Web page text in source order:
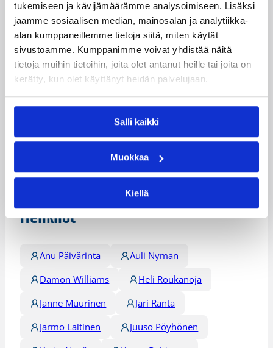
tukemiseen ja kävijämäärämme analysoimiseen. Lisäksi
jaamme sosiaalisen median, mainosalan ja analytiikka-
alan kumppaneillemme tietoja siitä, miten käytät
sivustoamme. Kumppanimme voivat yhdistää näitä
tietoja muihin tietoihin, joita olet antanut heille tai joita on
kerätty, kun olet käyttänyt heidän palvelujaan.
Salli kaikki
Muokkaa
Kiellä
naiset (Karénin
kannu)
Peli-Karhut
Paras
toimitsijapöytä,
miehet
Pantterit
toimitsijapöytä,
Äänekosken
Päivitetty11.05.2001
Henkilöt
Anu Päivärinta
Auli Nyman
Damon Williams
Heli Roukanoja
Janne Muurinen
Jari Ranta
Jarmo Laitinen
Juuso Pöyhönen